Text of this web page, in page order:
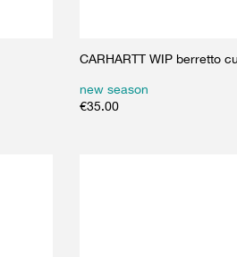
CARHARTT WIP berretto
new season
€35.00